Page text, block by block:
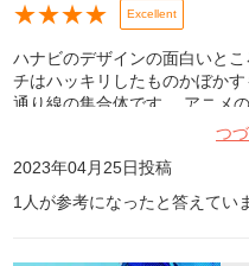
★★★★ Excellent
ハナビのデザインの面白いと
チはハッキリしたものかぼか
通り線の集合体です。 アニメ
つ
2023年04月25日投稿
1 人が参考になったと答えてい